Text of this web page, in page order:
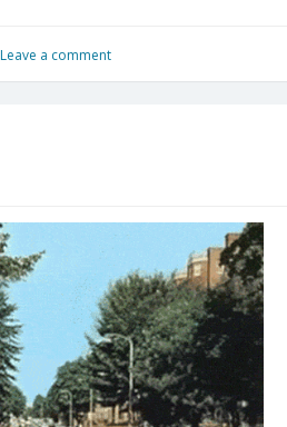
Leave a comment